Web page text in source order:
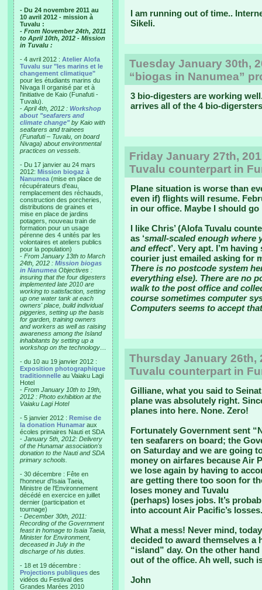
- Du 24 novembre 2011 au
10 avril 2012 - mission à
Tuvalu :
- From November 24th, 2011
to April 10th, 2012 - Mission
in Tuvalu :
- 4 avril 2012 : Atelier Alofa
Tuvalu sur "les marins et le
changement climatique"
pour les étudiants marins du
Nivaga II organisé par et à
l'initiative de Kaio (Funafuti -
Tuvalu).
- April 4th, 2012 : Workshop
about "seafarers and
climate change"by Kaio with
seafarers and trainees
(Funafuti – Tuvalu, on board
Nivaga) about environmental
practices on vessels.
- Du 17 janvier au 24 mars
2012: Mission biogaz à
Nanumea (mise en place de
récupérateurs d'eau,
remplacement des réchauds,
construction des porcheries,
distributions de graines et
mise en place de jardins
potagers, nouveau train de
formation pour un usage
pérenne des 4 unités par les
volontaires et ateliers publics
pour la population)
- From January 13th to March
24th, 2012 : Mission biogas
in Nanumea Objectives :
insuring that the four digesters
implemented late 2010 are
working to satisfaction, setting
up one water tank at each
owners' place, build individual
piggeries, setting up the basis
for garden, training owners
and workers as well as raising
awareness among the Island
inhabitants by setting up a
workshop on the technology…
- du 10 au 19 janvier 2012 :
Exposition photographique
traditionnelle au Vaiaku Lagi
Hotel
- From January 10th to 19th,
2012 : Photo exhibition at the
Vaiaku Lagi Hotel
- 5 janvier 2012 : Remise de
la donation Hunamar aux
écoles primaires Nauti et SDA
- January 5th, 2012: Delivery
of the Hunamar association's
donation to the Nauti and SDA
primary schools.
- 30 décembre : Fête en
l'honneur d'Isaia Taeia,
Ministre de l'Environnement
décédé en exercice en juillet
dernier (participation et
tournage)
- December 30th, 2011:
Recording of the Government
feast in homage to Isaia Taeia,
Minister for Environment,
deceased in July in the
discharge of his duties.
- 18 et 19 décembre :
Projections publiques des
vidéos du Festival des
Grandes Marées 2010
I am running out of time..
Sikeli.
Tuesday January 30th,
“biogas in Nanumea”
3 bio-digesters are working
arrives all of the 4 bio-
Friday January 27th,
Tuvalu counterpart in
Plane situation is worse than
even if) flights will resume.
in our office. Maybe I should
I like Chris’ (Alofa Tuvalu
as ‘small-scaled enough where
and effect’. Very apt. I’m
courier just emailed asking for
There is no postcode system
everything else). There are no
walk to the post office and
course sometimes computer
Computers seems to accept
Thursday January 26th,
Tuvalu counterpart in
Gilliane, what you said to
plane was absolutely right.
planes into here. None. Zero!
Fortunately Government sent
ten seafarers on board; the
on Saturday and we are going
money on airfares because Air
we lose again by having to
are getting there too soon for
loses money and Tuvalu
(perhaps) loses jobs. It’s
into account Air Pacific’s losses.
What a mess! Never mind,
decided to award themselves a
“island” day. On the other
out of the office. Ah well, such
John